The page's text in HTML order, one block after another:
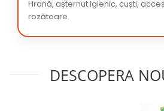
Hrană, așternut igienic, cuști,
rozătoare.
DESCOPERA